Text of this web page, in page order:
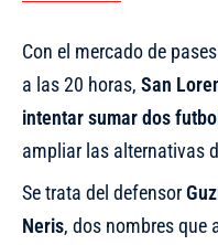
Con el mercado de
a las 20 horas, San
intentar sumar dos
ampliar las alternativas
Se trata del defensor
Neris, dos nombres que